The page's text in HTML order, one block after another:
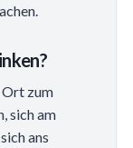
Ort zum
sich am
ans